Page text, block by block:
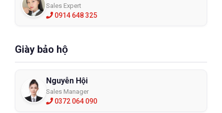
Sales Expert
0914 648 325
Giày bảo hộ
Nguyễn Hội
Sales Manager
0372 064 090